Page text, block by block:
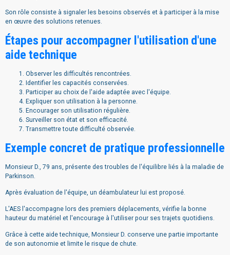
Son rôle consiste à signaler les besoins observés et à participer à la mise
en œuvre des solutions retenues.
Étapes pour accompagner l'utilisation d'une
aide technique
Observer les difficultés rencontrées.
Identifier les capacités conservées.
Participer au choix de l'aide adaptée avec l'équipe.
Expliquer son utilisation à la personne.
Encourager son utilisation régulière.
Surveiller son état et son efficacité.
Transmettre toute difficulté observée.
Exemple concret de pratique professionnelle
Monsieur D., 79 ans, présente des troubles de l'équilibre liés à la maladie de
Parkinson.
Après évaluation de l'équipe, un déambulateur lui est proposé.
L'AES l'accompagne lors des premiers déplacements, vérifie la bonne
hauteur du matériel et l'encourage à l'utiliser pour ses trajets quotidiens.
Grâce à cette aide technique, Monsieur D. conserve une partie importante
de son autonomie et limite le risque de chute.